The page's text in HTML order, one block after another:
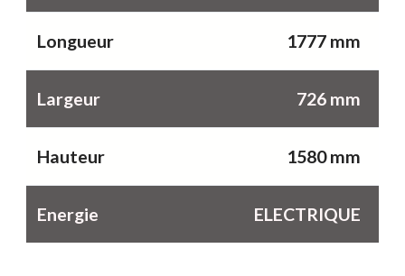
Longueur 1777 mm
Largeur 726 mm
Hauteur 1580 mm
Energie ELECTRIQUE